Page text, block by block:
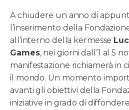
A chiudere un anno di
l’inserimento della
all’interno della kermesse
Games, nei giorni dall’1 al 5
manifestazione richiamerà in
il mondo. Un momento
avanti gli obiettivi della
iniziative in grado di